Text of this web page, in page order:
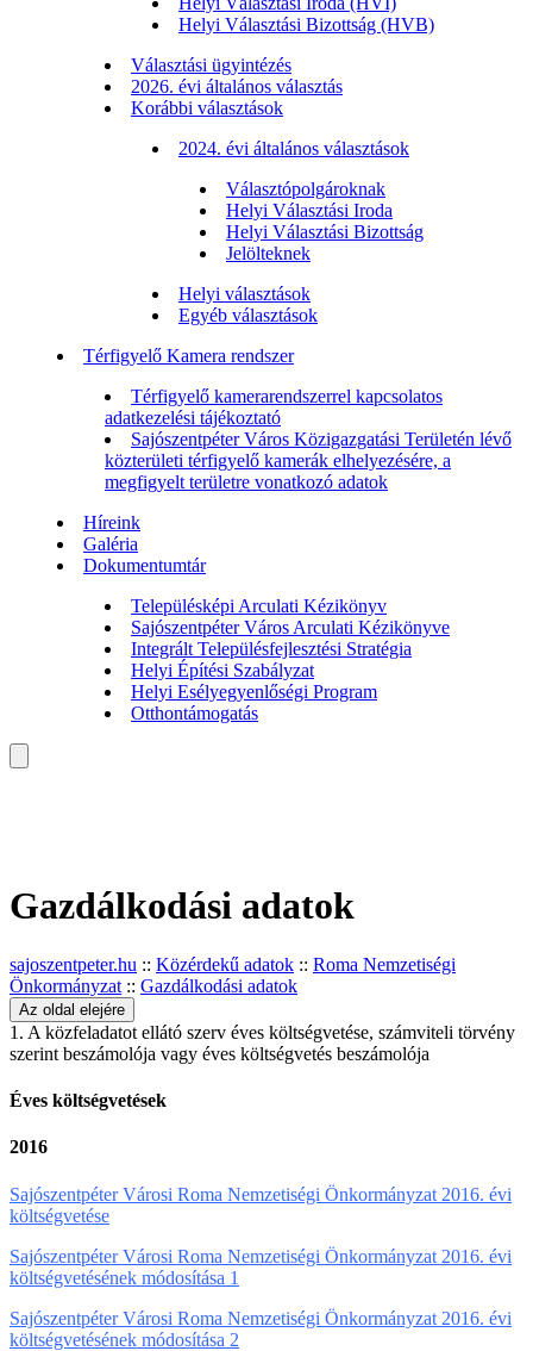
Helyi Választási Bizottság (HVB)
Választási ügyintézés
2026. évi általános választás
Korábbi választások
2024. évi általános választások
Választópolgároknak
Helyi Választási Iroda
Helyi Választási Bizottság
Jelölteknek
Helyi választások
Egyéb választások
Térfigyelő Kamera rendszer
Térfigyelő kamerarendszerrel kapcsolatos
adatkezelési tájékoztató
Sajószentpéter Város Közigazgatási Területén lévő
közterületi térfigyelő kamerák elhelyezésére, a
megfigyelt területre vonatkozó adatok
Híreink
Galéria
Dokumentumtár
Településképi Arculati Kézikönyv
Sajószentpéter Város Arculati Kézikönyve
Integrált Településfejlesztési Stratégia
Helyi Építési Szabályzat
Helyi Esélyegyenlőségi Program
Otthontámogatás
Gazdálkodási adatok
sajoszentpeter.hu :: Közérdekű adatok :: Roma Nemzetiségi
Önkormányzat :: Gazdálkodási adatok
Az oldal elejére
1. A közfeladatot ellátó szerv éves költségvetése, számviteli törvény
szerint beszámolója vagy éves költségvetés beszámolója
Éves költségvetések
2016
Sajószentpéter Városi Roma Nemzetiségi Önkormányzat 2016. évi
költségvetése
Sajószentpéter Városi Roma Nemzetiségi Önkormányzat 2016. évi
költségvetésének módosítása 1
Sajószentpéter Városi Roma Nemzetiségi Önkormányzat 2016. évi
költségvetésének módosítása 2